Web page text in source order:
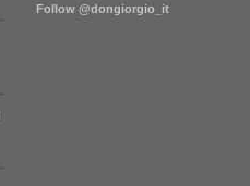
Follow @dongiorgio_it